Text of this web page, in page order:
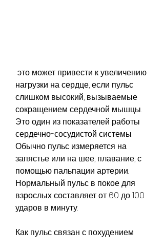
нагрузки на сердце, если пульс
слишком высокий, вызываемые
сокращением сердечной мышцы.
Это один из показателей работы
сердечно-сосудистой системы.
Обычно пульс измеряется на
запястье или на шее, плавание, с
помощью пальпации артерии.
Нормальный пульс в покое для
взрослых составляет от 60 до 100
ударов в минуту.
Как пульс связан с похудением